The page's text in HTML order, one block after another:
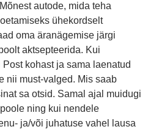
autode, mida teha
ühekordselt
oma äranägemise järgi
aktsepteerida. Kui
kohast ja sama laenatud
nii must-valged. Mis saab
sa otsid. Samal ajal muidugi
ning kui nendele
ja/või juhatuse vahel lausa